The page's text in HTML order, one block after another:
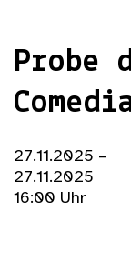
Probe
27.11.2025 –
27.11.2025
16:00 Uhr